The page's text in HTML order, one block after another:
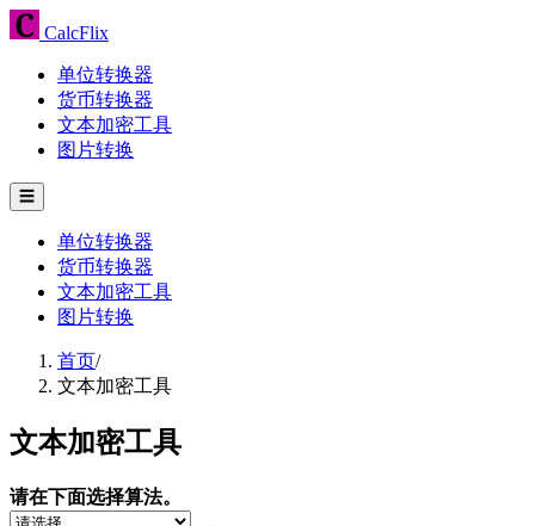
CalcFlix
单位转换器
货币转换器
文本加密工具
图片转换
☰
单位转换器
货币转换器
文本加密工具
图片转换
首页/
文本加密工具
文本加密工具
请在下面选择算法。